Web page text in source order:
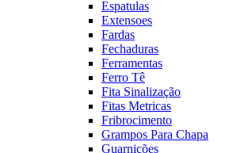
Espatulas
Extensoes
Fardas
Fechaduras
Ferramentas
Ferro Tê
Fita Sinalização
Fitas Metricas
Fribrocimento
Grampos Para Chapa
Guarnições